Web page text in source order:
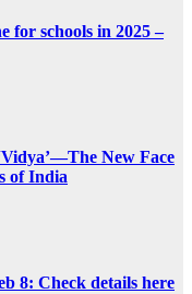
for schools in 2025 –
New Face
of India
8: Check details here